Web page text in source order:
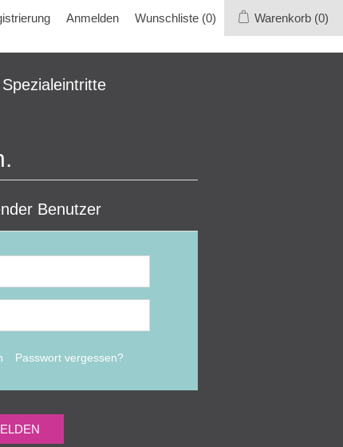
Anmelden Wunschliste (0) Warenkorb (0)
Spezialeintritte
Benutzer
Passwort vergessen?